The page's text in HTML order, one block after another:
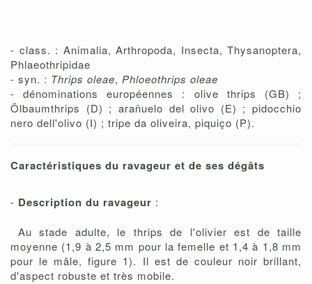
- class. : Animalia, Arthropoda, Insecta, Thysanoptera,
Phlaeothripidae
- syn. : Thrips oleae, Phloeothrips oleae
- dénominations européennes : olive thrips (GB) ;
Ölbaumthrips (D) ; arañuelo del olivo (E) ; pidocchio
nero dell'olivo (I) ; tripe da oliveira, piquiço (P).
Caractéristiques du ravageur et de ses dégâts
- Description du ravageur :
Au stade adulte, le thrips de l'olivier est de taille
moyenne (1,9 à 2,5 mm pour la femelle et 1,4 à 1,8 mm
pour le mâle, figure 1). Il est de couleur noir brillant,
d'aspect robuste et très mobile.